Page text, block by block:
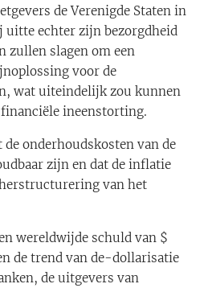
de Verenigde Staten in
uitte echter zijn bezorgdheid
zullen slagen om een
voor de
wat uiteindelijk zou kunnen
ineenstorting.
onderhoudskosten van de
zijn en dat de inflatie
van het
wereldwijde schuld van $
de trend van de-dollarisatie
de uitgevers van